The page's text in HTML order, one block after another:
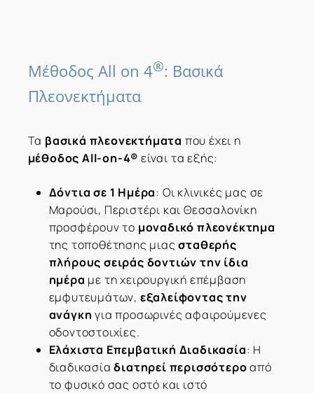
Μέθοδος All on 4®: Βασικά
Πλεονεκτήματα
Τα βασικά πλεονεκτήματα που έχει η
μέθοδος All-on-4® είναι τα εξής:
Δόντια σε 1 Ημέρα: Οι κλινικές μας σε
Μαρούσι, Περιστέρι και Θεσσαλονίκη
προσφέρουν το μοναδικό πλεονέκτημα
της τοποθέτησης μιαςσταθερής
πλήρους σειράς δοντιών την ίδια
ημέρα με τη χειρουργική επέμβαση
εμφυτευμάτων, εξαλείφοντας την
ανάγκη για προσωρινές αφαιρούμενες
οδοντοστοιχίες.
Ελάχιστα Επεμβατική Διαδικασία: Η
διαδικασίαδιατηρεί περισσότεροαπό
το φυσικό σας οστό και ιστό